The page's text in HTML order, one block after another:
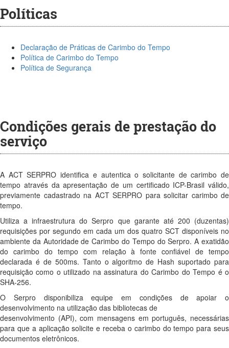
Políticas
Declaração de Práticas de Carimbo do Tempo
Política de Carimbo do Tempo
Política de Segurança
Condições gerais de prestação do
serviço
A ACT SERPRO identifica e autentica o solicitante de carimbo de
tempo através da apresentação de um certificado ICP-Brasil válido,
previamente cadastrado na ACT SERPRO para solicitar carimbo de
tempo.
Utiliza a infraestrutura do Serpro que garante até 200 (duzentas)
requisições por segundo em cada um dos quatro SCT disponíveis no
ambiente da Autoridade de Carimbo do Tempo do Serpro. A exatidão
do carimbo do tempo com relação à fonte confiável de tempo
declarada é de 500ms. Tanto o algoritmo de Hash suportado para
requisição como o utilizado na assinatura do Carimbo do Tempo é o
SHA-256.
O Serpro disponibiliza equipe em condições de apoiar o
desenvolvimento na utilização das bibliotecas de
desenvolvimento (API), com mensagens em português, necessárias
para que a aplicação solicite e receba o carimbo do tempo para seus
documentos eletrônicos.